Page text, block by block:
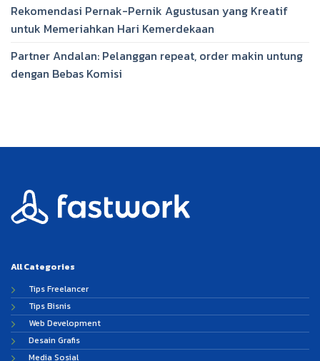
Rekomendasi Pernak-Pernik Agustusan yang Kreatif
untuk Memeriahkan Hari Kemerdekaan
Partner Andalan: Pelanggan repeat, order makin untung
dengan Bebas Komisi
All Categories
Tips Freelancer
Tips Bisnis
Web Development
Desain Grafis
Media Sosial